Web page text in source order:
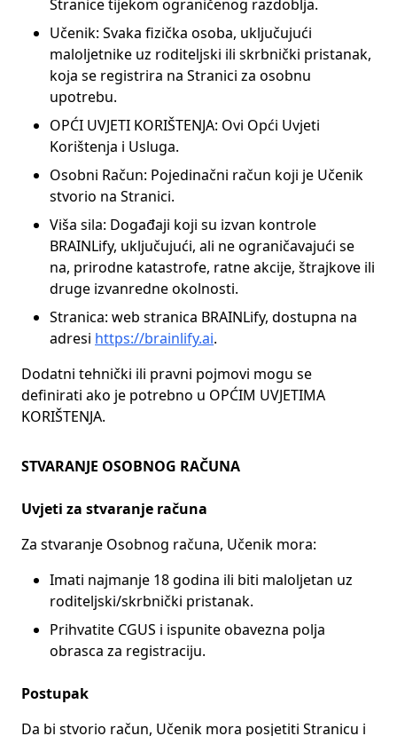
Stranice tijekom ograničenog razdoblja.
Učenik: Svaka fizička osoba, uključujući
maloljetnike uz roditeljski ili skrbnički pristanak,
koja se registrira na Stranici za osobnu
upotrebu.
OPĆI UVJETI KORIŠTENJA: Ovi Opći Uvjeti
Korištenja i Usluga.
Osobni Račun: Pojedinačni račun koji je Učenik
stvorio na Stranici.
Viša sila: Događaji koji su izvan kontrole
BRAINLify, uključujući, ali ne ograničavajući se
na, prirodne katastrofe, ratne akcije, štrajkove ili
druge izvanredne okolnosti.
Stranica: web stranica BRAINLify, dostupna na
adresi https://brainlify.ai.
Dodatni tehnički ili pravni pojmovi mogu se
definirati ako je potrebno u OPĆIM UVJETIMA
KORIŠTENJA.
STVARANJE OSOBNOG RAČUNA
Uvjeti za stvaranje računa
Za stvaranje Osobnog računa, Učenik mora:
Imati najmanje 18 godina ili biti maloljetan uz
roditeljski/skrbnički pristanak.
Prihvatite CGUS i ispunite obavezna polja
obrasca za registraciju.
Postupak
Da bi stvorio račun, Učenik mora posjetiti Stranicu i